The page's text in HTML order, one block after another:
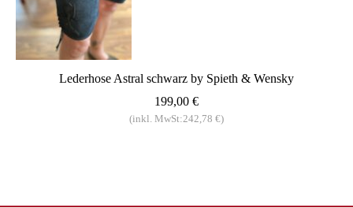
Lederhose Astral schwarz by Spieth & Wensky
199,00 €
(inkl. MwSt:242,78 €)